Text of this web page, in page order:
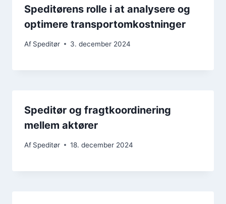
Speditørens rolle i at analysere og
optimere transportomkostninger
Af Speditør 3. december 2024
Speditør og fragtkoordinering
mellem aktører
Af Speditør 18. december 2024